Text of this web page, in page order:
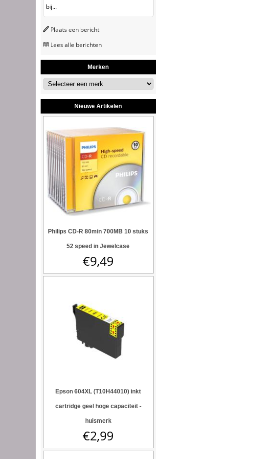
bij...
Plaats een bericht
Lees alle berichten
Merken
Nieuwe Artikelen
Philips CD-R 80min 700MB 10 stuks
52 speed in Jewelcase
€9,49
Epson 604XL (T10H44010) inkt
cartridge geel hoge capaciteit -
huismerk
€2,99